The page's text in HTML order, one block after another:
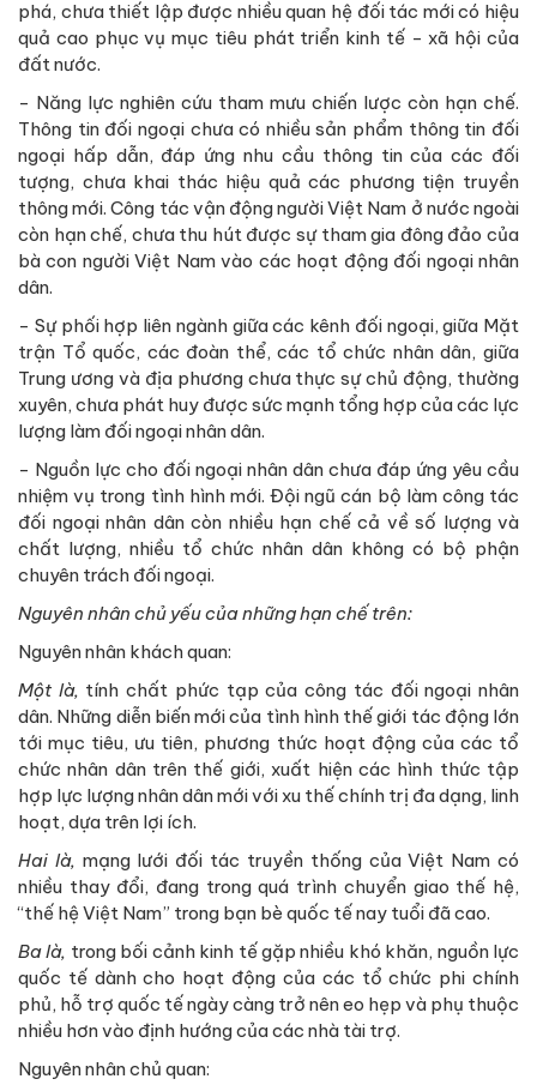
phá, chưa thiết lập được nhiều quan hệ đối tác mới có hiệu
quả cao phục vụ mục tiêu phát triển kinh tế - xã hội của
đất nước.
- Năng lực nghiên cứu tham mưu chiến lược còn hạn chế.
Thông tin đối ngoại chưa có nhiều sản phẩm thông tin đối
ngoại hấp dẫn, đáp ứng nhu cầu thông tin của các đối
tượng, chưa khai thác hiệu quả các phương tiện truyền
thông mới. Công tác vận động người Việt Nam ở nước ngoài
còn hạn chế, chưa thu hút được sự tham gia đông đảo của
bà con người Việt Nam vào các hoạt động đối ngoại nhân
dân.
- Sự phối hợp liên ngành giữa các kênh đối ngoại, giữa Mặt
trận Tổ quốc, các đoàn thể, các tổ chức nhân dân, giữa
Trung ương và địa phương chưa thực sự chủ động, thường
xuyên, chưa phát huy được sức mạnh tổng hợp của các lực
lượng làm đối ngoại nhân dân.
- Nguồn lực cho đối ngoại nhân dân chưa đáp ứng yêu cầu
nhiệm vụ trong tình hình mới. Đội ngũ cán bộ làm công tác
đối ngoại nhân dân còn nhiều hạn chế cả về số lượng và
chất lượng, nhiều tổ chức nhân dân không có bộ phận
chuyên trách đối ngoại.
Nguyên nhân chủ yếu của những hạn chế trên:
Nguyên nhân khách quan:
Một là, tính chất phức tạp của công tác đối ngoại nhân
dân. Những diễn biến mới của tình hình thế giới tác động lớn
tới mục tiêu, ưu tiên, phương thức hoạt động của các tổ
chức nhân dân trên thế giới, xuất hiện các hình thức tập
hợp lực lượng nhân dân mới với xu thế chính trị đa dạng, linh
hoạt, dựa trên lợi ích.
Hai là, mạng lưới đối tác truyền thống của Việt Nam có
nhiều thay đổi, đang trong quá trình chuyển giao thế hệ,
“thế hệ Việt Nam” trong bạn bè quốc tế nay tuổi đã cao.
Ba là, trong bối cảnh kinh tế gặp nhiều khó khăn, nguồn lực
quốc tế dành cho hoạt động của các tổ chức phi chính
phủ, hỗ trợ quốc tế ngày càng trở nên eo hẹp và phụ thuộc
nhiều hơn vào định hướng của các nhà tài trợ.
Nguyên nhân chủ quan: